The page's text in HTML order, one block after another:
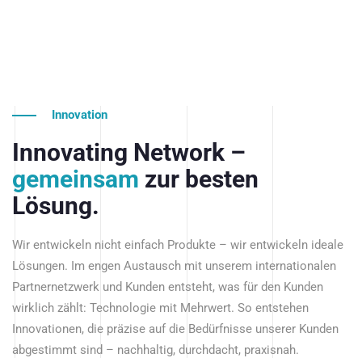
Innovation
Innovating Network –
gemeinsam zur besten
Lösung.
Wir entwickeln nicht einfach Produkte – wir entwickeln ideale
Lösungen. Im engen Austausch mit unserem internationalen
Partnernetzwerk und Kunden entsteht, was für den Kunden
wirklich zählt: Technologie mit Mehrwert. So entstehen
Innovationen, die präzise auf die Bedürfnisse unserer Kunden
abgestimmt sind – nachhaltig, durchdacht, praxisnah.